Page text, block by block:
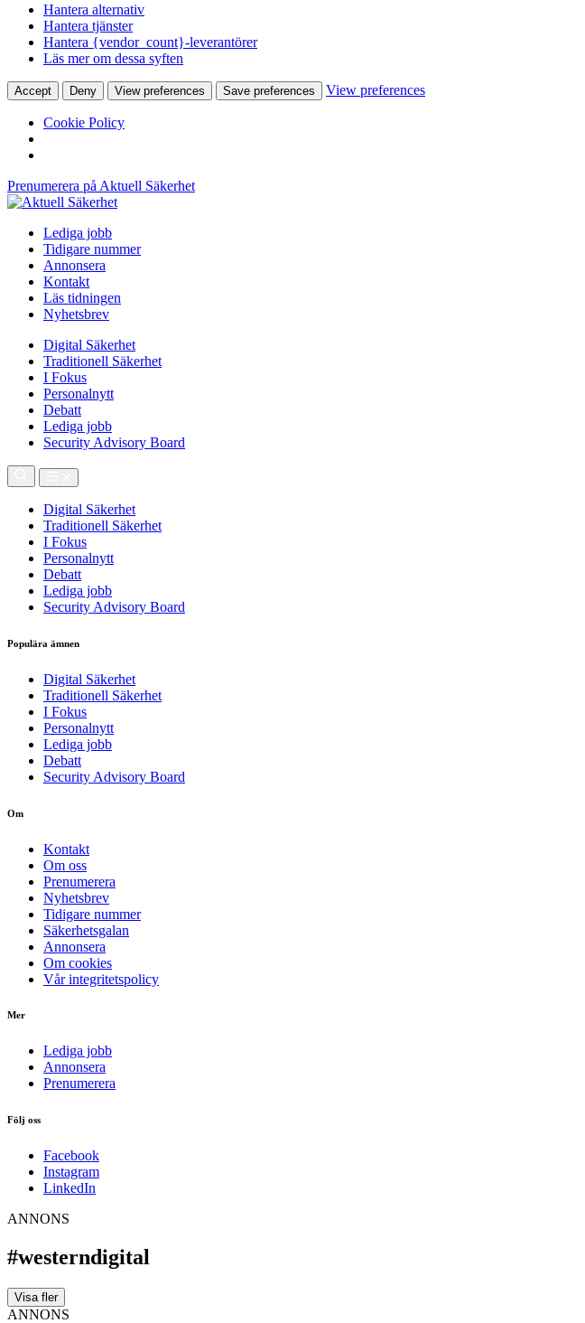
Hantera alternativ
Hantera tjänster
Hantera {vendor_count}-leverantörer
Läs mer om dessa syften
Accept Deny View preferences Save preferences View preferences
Cookie Policy
Prenumerera på Aktuell Säkerhet
Lediga jobb
Tidigare nummer
Annonsera
Kontakt
Läs tidningen
Nyhetsbrev
Digital Säkerhet
Traditionell Säkerhet
I Fokus
Personalnytt
Debatt
Lediga jobb
Security Advisory Board
Digital Säkerhet
Traditionell Säkerhet
I Fokus
Personalnytt
Debatt
Lediga jobb
Security Advisory Board
Populära ämnen
Digital Säkerhet
Traditionell Säkerhet
I Fokus
Personalnytt
Lediga jobb
Debatt
Security Advisory Board
Om
Kontakt
Om oss
Prenumerera
Nyhetsbrev
Tidigare nummer
Säkerhetsgalan
Annonsera
Om cookies
Vår integritetspolicy
Mer
Lediga jobb
Annonsera
Prenumerera
Följ oss
Facebook
Instagram
LinkedIn
ANNONS
#westerndigital
Visa fler
ANNONS